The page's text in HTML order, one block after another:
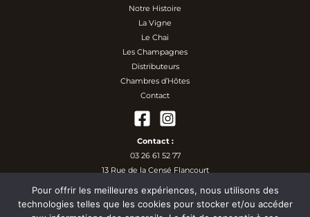
Notre Histoire
La Vigne
Le Chai
Les Champagnes
Distributeurs
Chambres d’Hôtes
Contact
Contact :
03 26 61 52 77
13 Rue de la Censé Flancourt
51170 Faverolles-et-Coëmy
contact@francis-boulard.com
Pour offrir les meilleures expériences, nous utilisons des
technologies telles que les cookies pour stocker et/ou accéder